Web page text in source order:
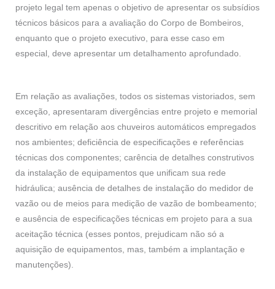
projeto legal tem apenas o objetivo de apresentar os subsídios
técnicos básicos para a avaliação do Corpo de Bombeiros,
enquanto que o projeto executivo, para esse caso em
especial, deve apresentar um detalhamento aprofundado.
Em relação as avaliações, todos os sistemas vistoriados, sem
exceção, apresentaram divergências entre projeto e memorial
descritivo em relação aos chuveiros automáticos empregados
nos ambientes; deficiência de especificações e referências
técnicas dos componentes; carência de detalhes construtivos
da instalação de equipamentos que unificam sua rede
hidráulica; ausência de detalhes de instalação do medidor de
vazão ou de meios para medição de vazão de bombeamento;
e ausência de especificações técnicas em projeto para a sua
aceitação técnica (esses pontos, prejudicam não só a
aquisição de equipamentos, mas, também a implantação e
manutenções).